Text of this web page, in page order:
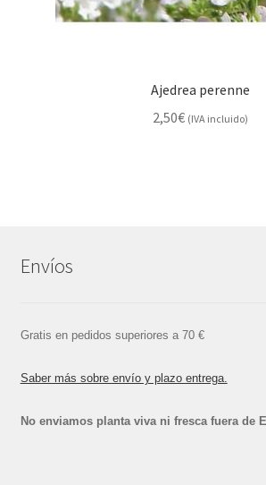
Ajedrea perenne
2,50€ (IVA incluido)
Envíos
Gratis en pedidos superiores a 70 €
Saber más sobre envío y plazo entrega.
No enviamos planta viva ni fresca fuera de